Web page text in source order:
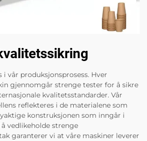
i vår produksjonsprosess. Hver
gjennomgår strenge tester for å sikre
kvalitetsstandarder. Vår
reflekteres i de materialene som
konstruksjonen som inngår i
vedlikeholde strenge
garanterer vi at våre maskiner leverer